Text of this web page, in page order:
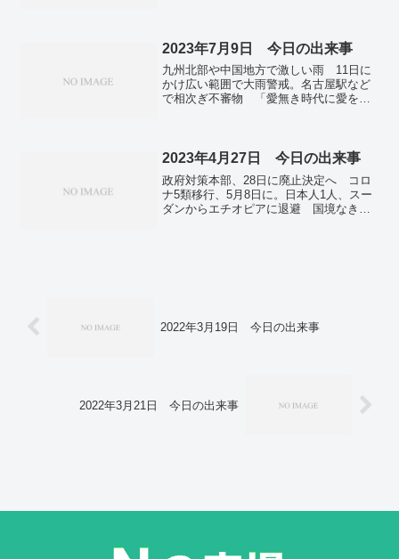
氏が4年連続トップ。
省。処理水2回目の海洋放出終了 設備・
周辺海域のトリチウム濃度に異常なし
年内に3回目開始へ 福島第一原発。
2023年7月9日 今日の出来事
九州北部や中国地方で激しい雨 11日に
かけ広い範囲で大雨警戒。名古屋駅など
で相次ぎ不審物 「愛無き時代に愛を」
2023年4月27日 今日の出来事
政府対策本部、28日に廃止決定へ コロ
ナ5類移行、5月8日に。日本人1人、スー
ダンからエチオピアに退避 国境なき医
ナ。
2022年3月19日 今日の出来事
2022年3月21日 今日の出来事